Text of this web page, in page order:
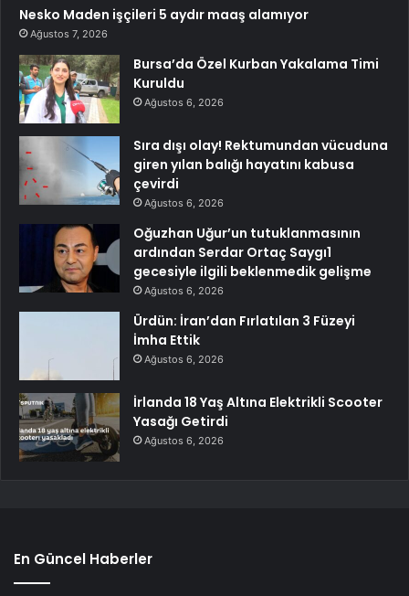
Nesko Maden işçileri 5 aydır maaş alamıyor
Ağustos 7, 2026
Bursa’da Özel Kurban Yakalama Timi
Kuruldu
Ağustos 6, 2026
Sıra dışı olay! Rektumundan vücuduna
giren yılan balığı hayatını kabusa
çevirdi
Ağustos 6, 2026
Oğuzhan Uğur’un tutuklanmasının
ardından Serdar Ortaç Saygı1
gecesiyle ilgili beklenmedik gelişme
Ağustos 6, 2026
Ürdün: İran’dan Fırlatılan 3 Füzeyi
İmha Ettik
Ağustos 6, 2026
İrlanda 18 Yaş Altına Elektrikli Scooter
Yasağı Getirdi
Ağustos 6, 2026
En Güncel Haberler